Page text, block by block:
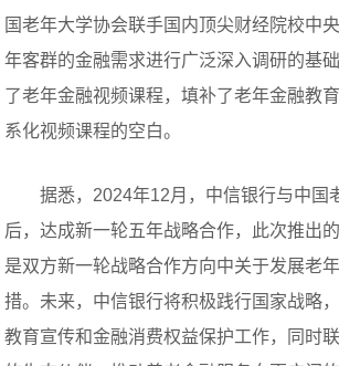
国老年大学协会联手国内顶尖财经院校中
年客群的金融需求进行广泛深入调研的基
了老年金融视频课程，填补了老年金融教
系化视频课程的空白‌。
据悉，2024年12月，中信银行与中国
后，达成新一轮五年战略合作，此次推出
是双方新一轮战略合作方向中关于发展老
措。未来，中信银行将积极践行国家战略
教育宣传和金融消费权益保护工作，同时